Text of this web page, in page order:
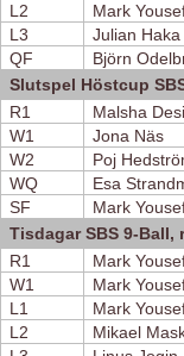
L2
Mark
L3
Julian Haka
QF
Björn
Slutspel Höstcup
R1
Malsha
W1
Jona Näs
W2
Poj
WQ
Esa
SF
Mark
Tisdagar SBS 9-Ball,
R1
Mark
W1
Mark
L1
Mark
L2
Mikael